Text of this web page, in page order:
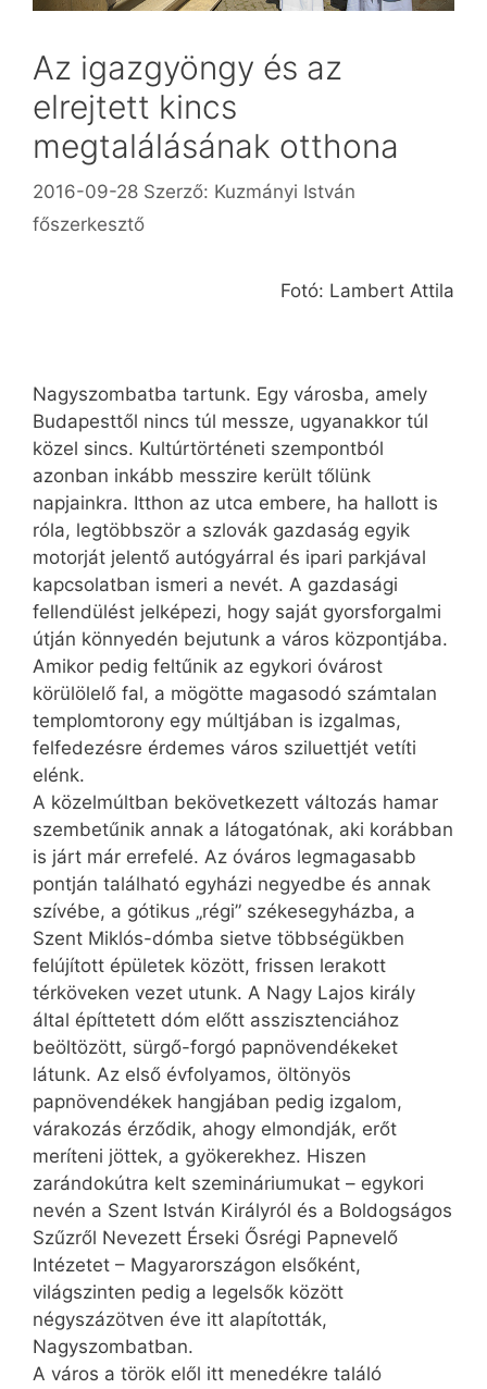
Az igazgyöngy és az
elrejtett kincs
megtalálásának otthona
2016-09-28 Szerző: Kuzmányi István
főszerkesztő
Fotó: Lambert Attila
Nagyszombatba tartunk. Egy városba, amely
Budapesttől nincs túl messze, ugyanakkor túl
közel sincs. Kultúrtörténeti szempontból
azonban inkább messzire került tőlünk
napjainkra. Itthon az utca embere, ha hallott is
róla, legtöbbször a szlovák gazdaság egyik
motorját jelentő autógyárral és ipari parkjával
kapcsolatban ismeri a nevét. A gazdasági
fellendülést jelképezi, hogy saját gyorsforgalmi
útján könnyedén bejutunk a város központjába.
Amikor pedig feltűnik az egykori óvárost
körülölelő fal, a mögötte magasodó számtalan
templomtorony egy múltjában is izgalmas,
felfedezésre érdemes város sziluettjét vetíti
elénk.
A közelmúltban bekövetkezett változás hamar
szembetűnik annak a látogatónak, aki korábban
is járt már errefelé. Az óváros legmagasabb
pontján található egyházi negyedbe és annak
szívébe, a gótikus „régi” székesegyházba, a
Szent Miklós-dómba sietve többségükben
felújított épületek között, frissen lerakott
térköveken vezet utunk. A Nagy Lajos király
által építtetett dóm előtt asszisztenciához
beöltözött, sürgő-forgó papnövendékeket
látunk. Az első évfolyamos, öltönyös
papnövendékek hangjában pedig izgalom,
várakozás érződik, ahogy elmondják, erőt
meríteni jöttek, a gyökerekhez. Hiszen
zarándokútra kelt szemináriumukat – egykori
nevén a Szent István Királyról és a Boldogságos
Szűzről Nevezett Érseki Ősrégi Papnevelő
Intézetet – Magyarországon elsőként,
világszinten pedig a legelsők között
négyszázötven éve itt alapították,
Nagyszombatban.
A város a török elől itt menedékre találó